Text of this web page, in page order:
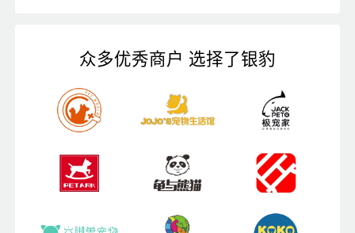
众多优秀商户 选择了银豹